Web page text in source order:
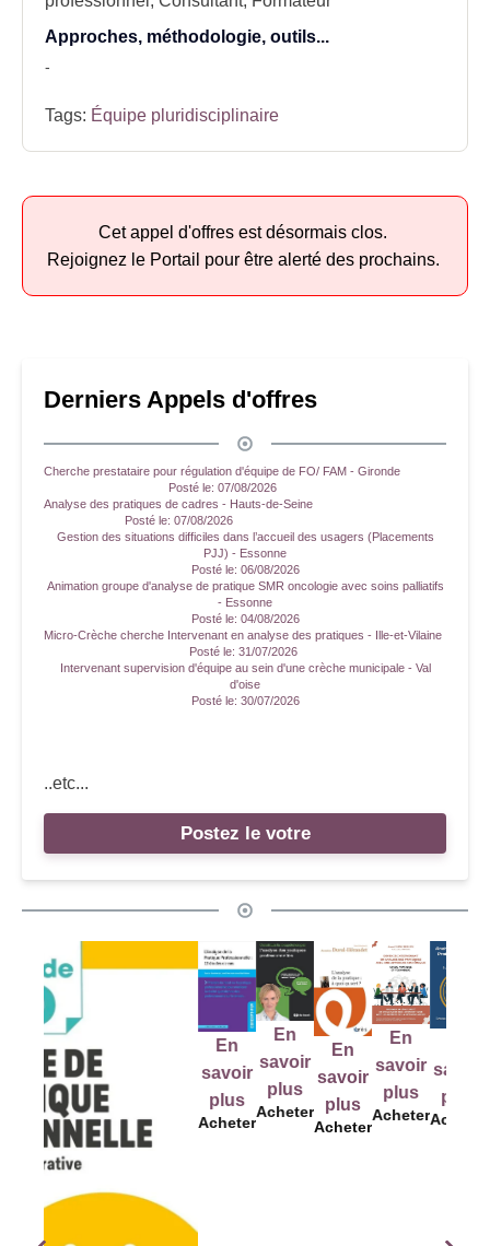
Approches, méthodologie, outils...
-
Tags: Équipe pluridisciplinaire
Cet appel d'offres est désormais clos.
Rejoignez le Portail pour être alerté des prochains.
Derniers Appels d'offres
Cherche prestataire pour régulation d'équipe de FO/ FAM - Gironde
Posté le: 07/08/2026
Analyse des pratiques de cadres - Hauts-de-Seine
Posté le: 07/08/2026
Gestion des situations difficiles dans l’accueil des usagers (Placements
PJJ) - Essonne
Posté le: 06/08/2026
Animation groupe d'analyse de pratique SMR oncologie avec soins palliatifs
- Essonne
Posté le: 04/08/2026
Micro-Crèche cherche Intervenant en analyse des pratiques - Ille-et-Vilaine
Posté le: 31/07/2026
Intervenant supervision d'équipe au sein d'une crèche municipale - Val
d'oise
Posté le: 30/07/2026
..etc...
Postez le votre
savoir
Acheter
En
savoir
Acheter
savoir
plus
Acheter
En
savoir
Acheter
En
savoir
plus
Acheter